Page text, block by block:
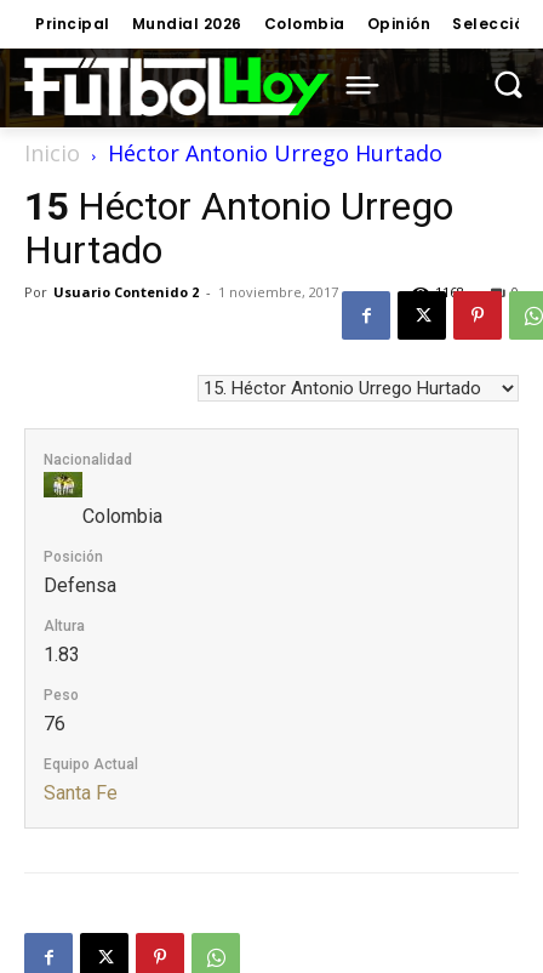
Principal Mundial 2026 Colombia Opinión Selección
Inicio Héctor Antonio Urrego Hurtado
15 Héctor Antonio Urrego
Hurtado
Por Usuario Contenido 2 - 1 noviembre, 2017 0
1168
Nacionalidad
Colombia
Posición
Defensa
Altura
1.83
Peso
76
Equipo Actual
Santa Fe